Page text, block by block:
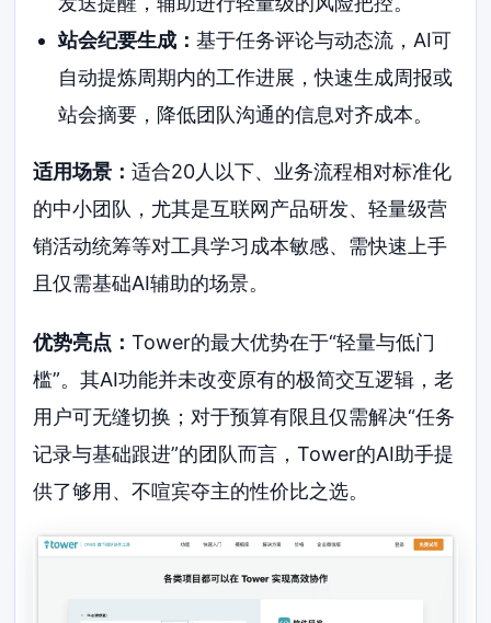
站会纪要生成： 基于任务评论与动态流，AI可
自动提炼周期内的工作进展，快速生成周报或
站会摘要，降低团队沟通的信息对齐成本。
适用场景：适合20人以下、业务流程相对标准化
的中小团队，尤其是互联网产品研发、轻量级营
销活动统筹等对工具学习成本敏感、需快速上手
且仅需基础AI辅助的场景。
优势亮点：Tower的最大优势在于“轻量与低门
槛”。其AI功能并未改变原有的极简交互逻辑，老
用户可无缝切换；对于预算有限且仅需解决“任务
记录与基础跟进”的团队而言，Tower的AI助手提
供了够用、不喧宾夺主的性价比之选。